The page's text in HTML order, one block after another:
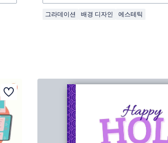
그라데이션 배경 디자인 에스테틱